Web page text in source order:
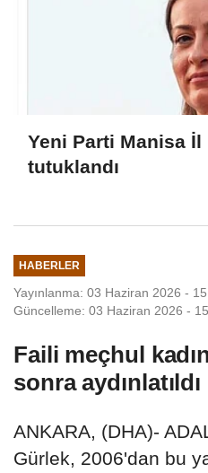
Yeni Parti Manisa İl
tutuklandı
HABERLER
Yayınlanma: 03 Haziran 2026 -
Güncelleme: 03 Haziran 2026 -
Faili meçhul
sonra aydınlatıldı
ANKARA, (DHA)-
Gürlek, 2006'dan bu